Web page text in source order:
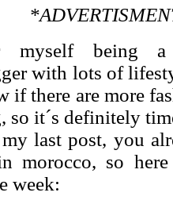
myself being a
with lots of
if there are more
so it´s definitely
last post, you
morocco, so
week: